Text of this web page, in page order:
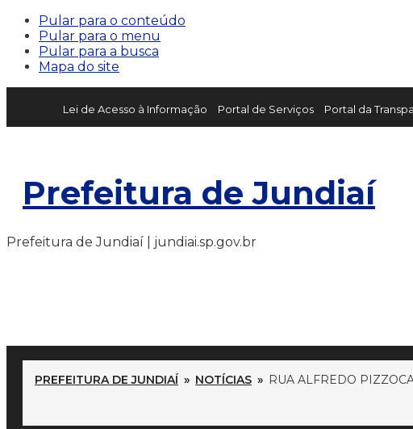
Pular para o conteúdo
Pular para o menu
Pular para a busca
Mapa do site
Lei de Acesso à Informação Portal de Serviços Portal da
Prefeitura de Jundiaí
Prefeitura de Jundiaí | jundiai.sp.gov.br
PREFEITURA DE JUNDIAÍ » NOTÍCIAS » RUA ALFREDO